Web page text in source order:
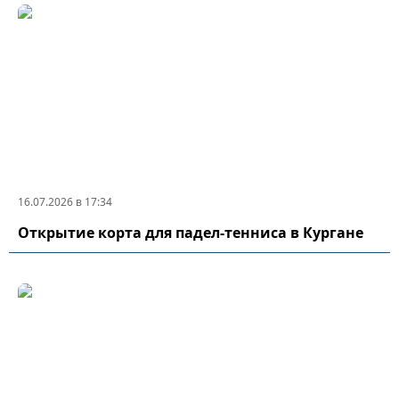
16.07.2026 в 17:34
Открытие корта для падел-тенниса в Кургане